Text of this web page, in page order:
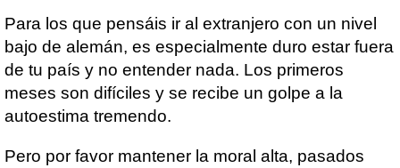
Para los que pensáis ir al extranjero con un nivel
bajo de alemán, es especialmente duro estar fuera
de tu país y no entender nada. Los primeros
meses son difíciles y se recibe un golpe a la
autoestima tremendo.
Pero por favor mantener la moral alta, pasados